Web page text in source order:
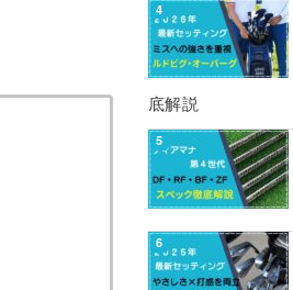
底解説